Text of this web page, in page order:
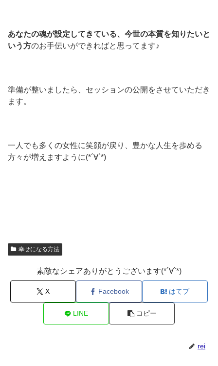
あなたの魂が設定してきている、今世の本質を知りたいと
いう方のお手伝いができればと思ってます♪
準備が整いましたら、セッションの公開をさせていただき
ます。
一人でも多くの女性に笑顔が戻り、豊かな人生を歩める
方々が増えますように(*´∀`*)
幸せになる方法
素敵なシェアありがとうございます(*´∀`*)
X Facebook はてブ
LINE コピー
rei